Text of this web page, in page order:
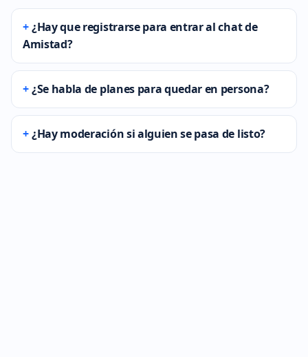
¿Hay que registrarse para entrar al chat de
Amistad?
¿Se habla de planes para quedar en persona?
¿Hay moderación si alguien se pasa de listo?